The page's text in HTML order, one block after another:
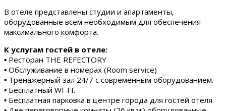
В отеле представлены студии и апартаменты,
оборудованные всем необходимым для обеспечения
максимального комфорта.
К услугам гостей в отеле:
▪ Ресторан THE REFECTORY
▪ Обслуживание в номерах (Room service)
▪ Тренажерный зал 24/7 с современным оборудованием.
▪ Бесплатный WI-FI.
▪ Бесплатная парковка в центре города для гостей отеля